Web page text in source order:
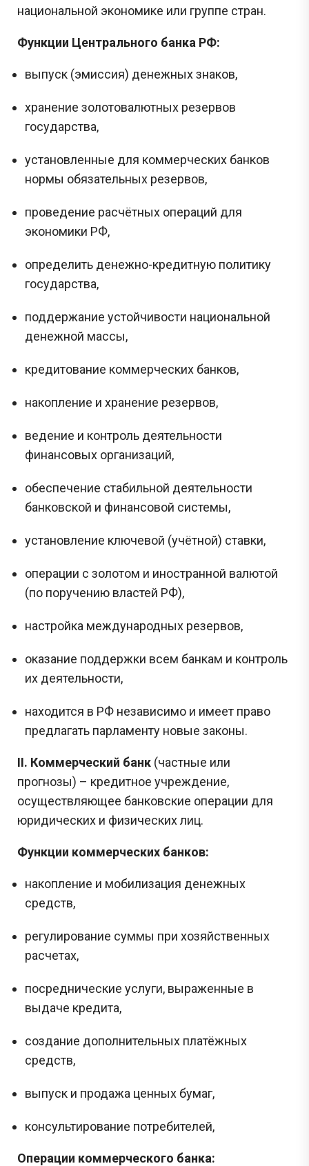
национальной экономике или группе стран.
Функции Центрального банка РФ:
выпуск (эмиссия) денежных знаков,
хранение золотовалютных резервов
государства,
установленные для коммерческих банков
нормы обязательных резервов,
проведение расчётных операций для
экономики РФ,
определить денежно-кредитную политику
государства,
поддержание устойчивости национальной
денежной массы,
кредитование коммерческих банков,
накопление и хранение резервов,
ведение и контроль деятельности
финансовых организаций,
обеспечение стабильной деятельности
банковской и финансовой системы,
установление ключевой (учётной) ставки,
операции с золотом и иностранной валютой
(по поручению властей РФ),
настройка международных резервов,
оказание поддержки всем банкам и контроль
их деятельности,
находится в РФ независимо и имеет право
предлагать парламенту новые законы.
II. Коммерческий банк (частные или
прогнозы) – кредитное учреждение,
осуществляющее банковские операции для
юридических и физических лиц.
Функции коммерческих банков:
накопление и мобилизация денежных
средств,
регулирование суммы при хозяйственных
расчетах,
посреднические услуги, выраженные в
выдаче кредита,
создание дополнительных платёжных
средств,
выпуск и продажа ценных бумаг,
консультирование потребителей,
Операции коммерческого банка: